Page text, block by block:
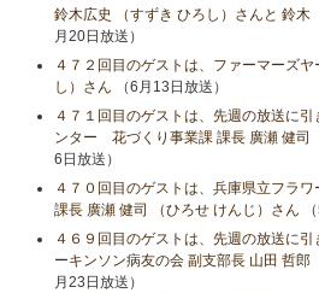
鈴木広史 （すずき ひろし）さんと 鈴
月20日放送）
４７２回目のゲストは、ファーマーズ
し）さん （6月13日放送）
４７１回目のゲストは、先週の放送に
ンター 花づくり事業課 課長 廣瀬 健司
6日放送）
４７０回目のゲストは、兵庫県立フラ
課長 廣瀬 健司 （ひろせ けんじ）さん
４６９回目のゲストは、先週の放送に
ーキンソン病友の会 副支部長 山田 哲
月23日放送）